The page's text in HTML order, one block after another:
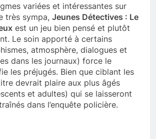
variées et intéressantes sur
très sympa, Jeunes Détectives : Le
est un jeu bien pensé et plutôt
Le soin apporté à certains
atmosphère, dialogues et
dans les journaux) force le
les préjugés. Bien que ciblant les
devrait plaire aux plus âgés
et adultes) qui se laisseront
dans l’enquête policière.